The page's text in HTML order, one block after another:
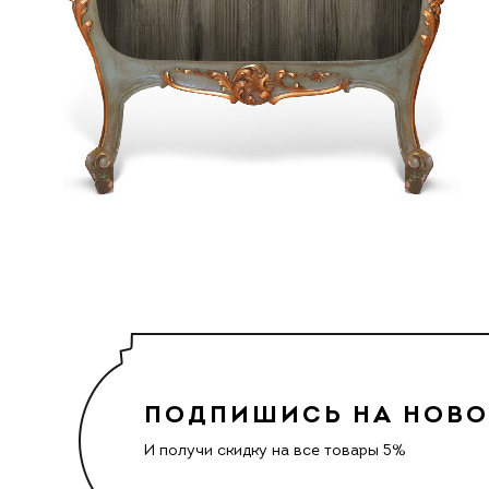
ПОДПИШИСЬ НА
И получи скидку на все товары 5%